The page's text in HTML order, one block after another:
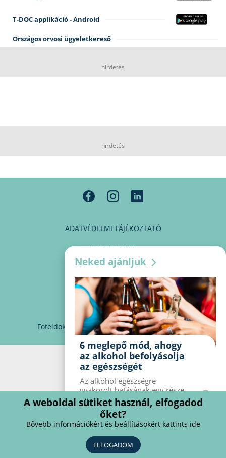
T-DOC applikáció - Android
Országos orvosi ügyeletkereső
hirdetés
hirdetés
ADATVÉDELMI TÁJÉKOZTATÓ
IMPRESSZUM
MÉDIAAJÁNLAT
PARTNEREINK
KAPCSOLAT
Foteldoki info@foteldoki.hu Süti beállítások
Neked ajánljuk
6 meglepő mód, ahogy
az alkohol befolyásolja
az egészségét
Az alkohol egészségre
gyakorolt ​​hatásának egy része
jól ismert, mások azonban
meglepők lehetnek. Van hat
kevésbé ismert hatás, amelyet
az alkohol gyakorol a
szervezetre.
A weboldal sütiket használ, elfogadod
őket?
Bővebb információkért és beállításokért kattints ide
ELFOGADOM